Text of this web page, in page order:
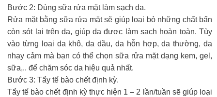
Bước 2: Dùng sữa rửa mặt làm sạch da.
Rửa mặt bằng sữa rửa mặt sẽ giúp loại bỏ những chất bẩn
còn sót lại trên da, giúp da được làm sạch hoàn toàn. Tùy
vào từng loại da khô, da dầu, da hỗn hợp, da thường, da
nhạy cảm mà bạn có thể chọn sữa rửa mặt dạng kem, gel,
sữa,.. để chăm sóc da hiệu quả nhất.
Bước 3: Tẩy tế bào chết định kỳ.
Tẩy tế bào chết định kỳ thực hiện 1 – 2 lần/tuần sẽ giúp loại